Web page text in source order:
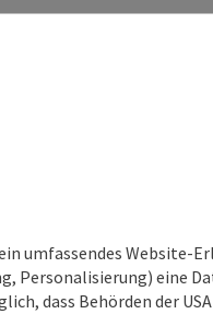
umfassendes Website-
Personalisierung) eine
dass Behörden der